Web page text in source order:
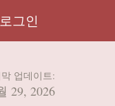
로그인
업데이트:
29, 2026